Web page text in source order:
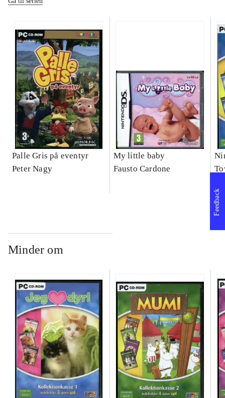
Palle Gris på eventyr
Peter Nagy
My little baby
Fausto Cardone
Minder om
Feedback